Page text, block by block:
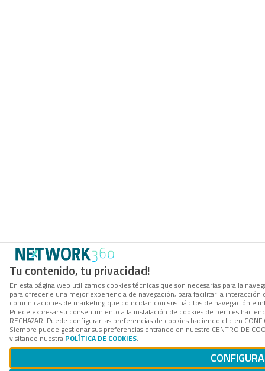
Tu contenido, tu privacidad!
En esta página web utilizamos cookies técnicas que son necesarias para la
para ofrecerle una mejor experiencia de navegación, para facilitar la
comunicaciones de marketing que coincidan con sus hábitos de navegación e
Puede expresar su consentimiento a la instalación de cookies de perfiles
RECHAZAR. Puede configurar las preferencias de cookies haciendo clic en
Siempre puede gestionar sus preferencias entrando en nuestro CENTRO DE
visitando nuestra POLÍTICA DE COOKIES.